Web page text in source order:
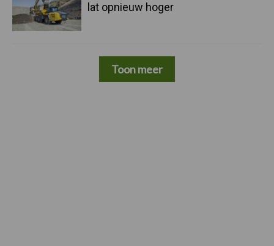
lat opnieuw hoger
Toon meer